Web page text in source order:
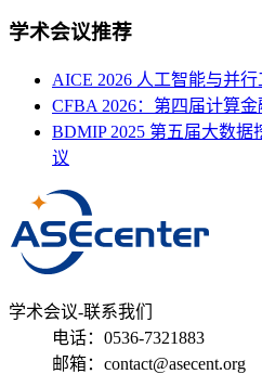
学术会议推荐
AICE 2026 人工智能与并
CFBA 2026：第四届计算
BDMIP 2025 第五届大数
议
学术会议-联系我们
电话：0536-7321883
邮箱：contact@asecent.org